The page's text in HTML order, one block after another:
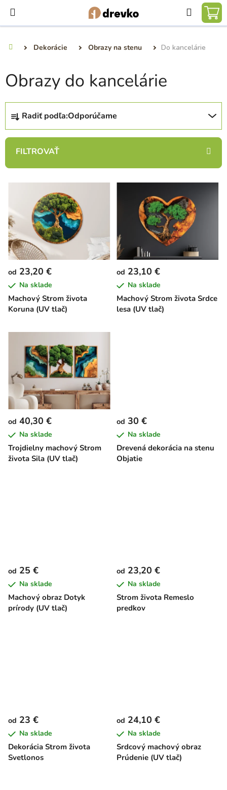
obsah
Hľadať
Dekorácie Obrazy na stenu Do kancelárie
Obrazy do kancelárie
R
d
n
e
r
o
d
u
k
t
o
v
Radiť podľa:Odporúčame
V
p
s
p
r
o
d
u
t
Machový Strom života
Koruna (UV tlač)
od 23,20 €
Na sklade
Machový Strom života Srdce
lesa (UV tlač)
od 23,10 €
Na sklade
Trojdielny machový Strom
života Sila (UV tlač)
od 40,30 €
Na sklade
Drevená dekorácia na stenu
Objatie
od 30 €
Na sklade
Machový obraz Dotyk
prírody (UV tlač)
od 25 €
Na sklade
Strom života Remeslo
predkov
od 23,20 €
Na sklade
Dekorácia Strom života
Svetlonos
od 23 €
Na sklade
Srdcový machový obraz
Prúdenie (UV tlač)
od 24,10 €
Na sklade